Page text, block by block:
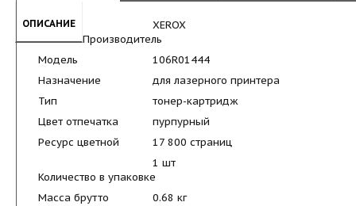
ОПИСАНИЕ
XEROX
Производитель
106R01444
Модель
для лазерного принтера
Назначение
тонер-картридж
Тип
пурпурный
Цвет отпечатка
17 800 страниц
Ресурс цветной
1 шт
Количество в упаковке
0.68 кг
Масса брутто